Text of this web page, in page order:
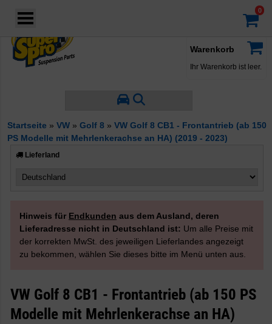
Warenkorb
Ihr Warenkorb ist leer.
Startseite » VW » Golf 8 » VW Golf 8 CB1 - Frontantrieb (ab 150
PS Modelle mit Mehrlenkerachse an HA) (2019 - 2023)
Lieferland
Hinweis für Endkunden aus dem Ausland, deren
Lieferadresse nicht in Deutschland ist: Um alle Preise mit
der korrekten MwSt. des jeweiligen Lieferlandes angezeigt
zu bekommen, wählen Sie dieses bitte im Menü unten aus.
VW Golf 8 CB1 - Frontantrieb (ab 150 PS
Modelle mit Mehrlenkerachse an HA)